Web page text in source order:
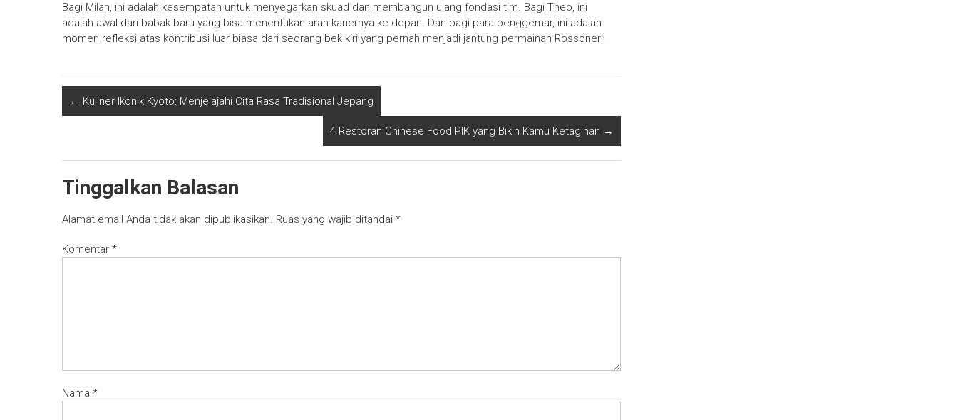
Bagi Milan, ini adalah kesempatan untuk menyegarkan skuad dan membangun ulang fondasi tim. Bagi Theo, ini
adalah awal dari babak baru yang bisa menentukan arah kariernya ke depan. Dan bagi para penggemar, ini adalah
momen refleksi atas kontribusi luar biasa dari seorang bek kiri yang pernah menjadi jantung permainan Rossoneri.
← Kuliner Ikonik Kyoto: Menjelajahi Cita Rasa Tradisional Jepang
4 Restoran Chinese Food PIK yang Bikin Kamu Ketagihan →
Tinggalkan Balasan
Alamat email Anda tidak akan dipublikasikan. Ruas yang wajib ditandai *
Komentar *
Nama *